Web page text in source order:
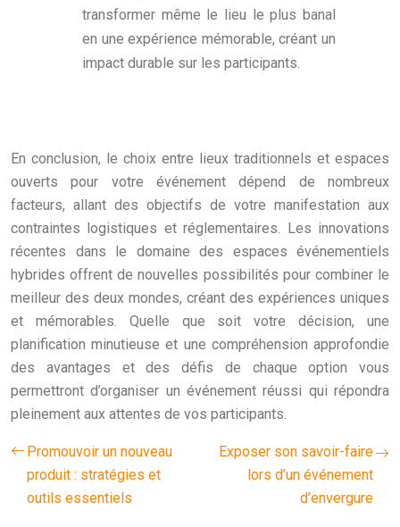
transformer même le lieu le plus banal
en une expérience mémorable, créant un
impact durable sur les participants.
En conclusion, le choix entre lieux traditionnels et espaces
ouverts pour votre événement dépend de nombreux
facteurs, allant des objectifs de votre manifestation aux
contraintes logistiques et réglementaires. Les innovations
récentes dans le domaine des espaces événementiels
hybrides offrent de nouvelles possibilités pour combiner le
meilleur des deux mondes, créant des expériences uniques
et mémorables. Quelle que soit votre décision, une
planification minutieuse et une compréhension approfondie
des avantages et des défis de chaque option vous
permettront d’organiser un événement réussi qui répondra
pleinement aux attentes de vos participants.
Promouvoir un nouveau
produit : stratégies et
outils essentiels
Exposer son savoir-faire
lors d’un événement
d’envergure